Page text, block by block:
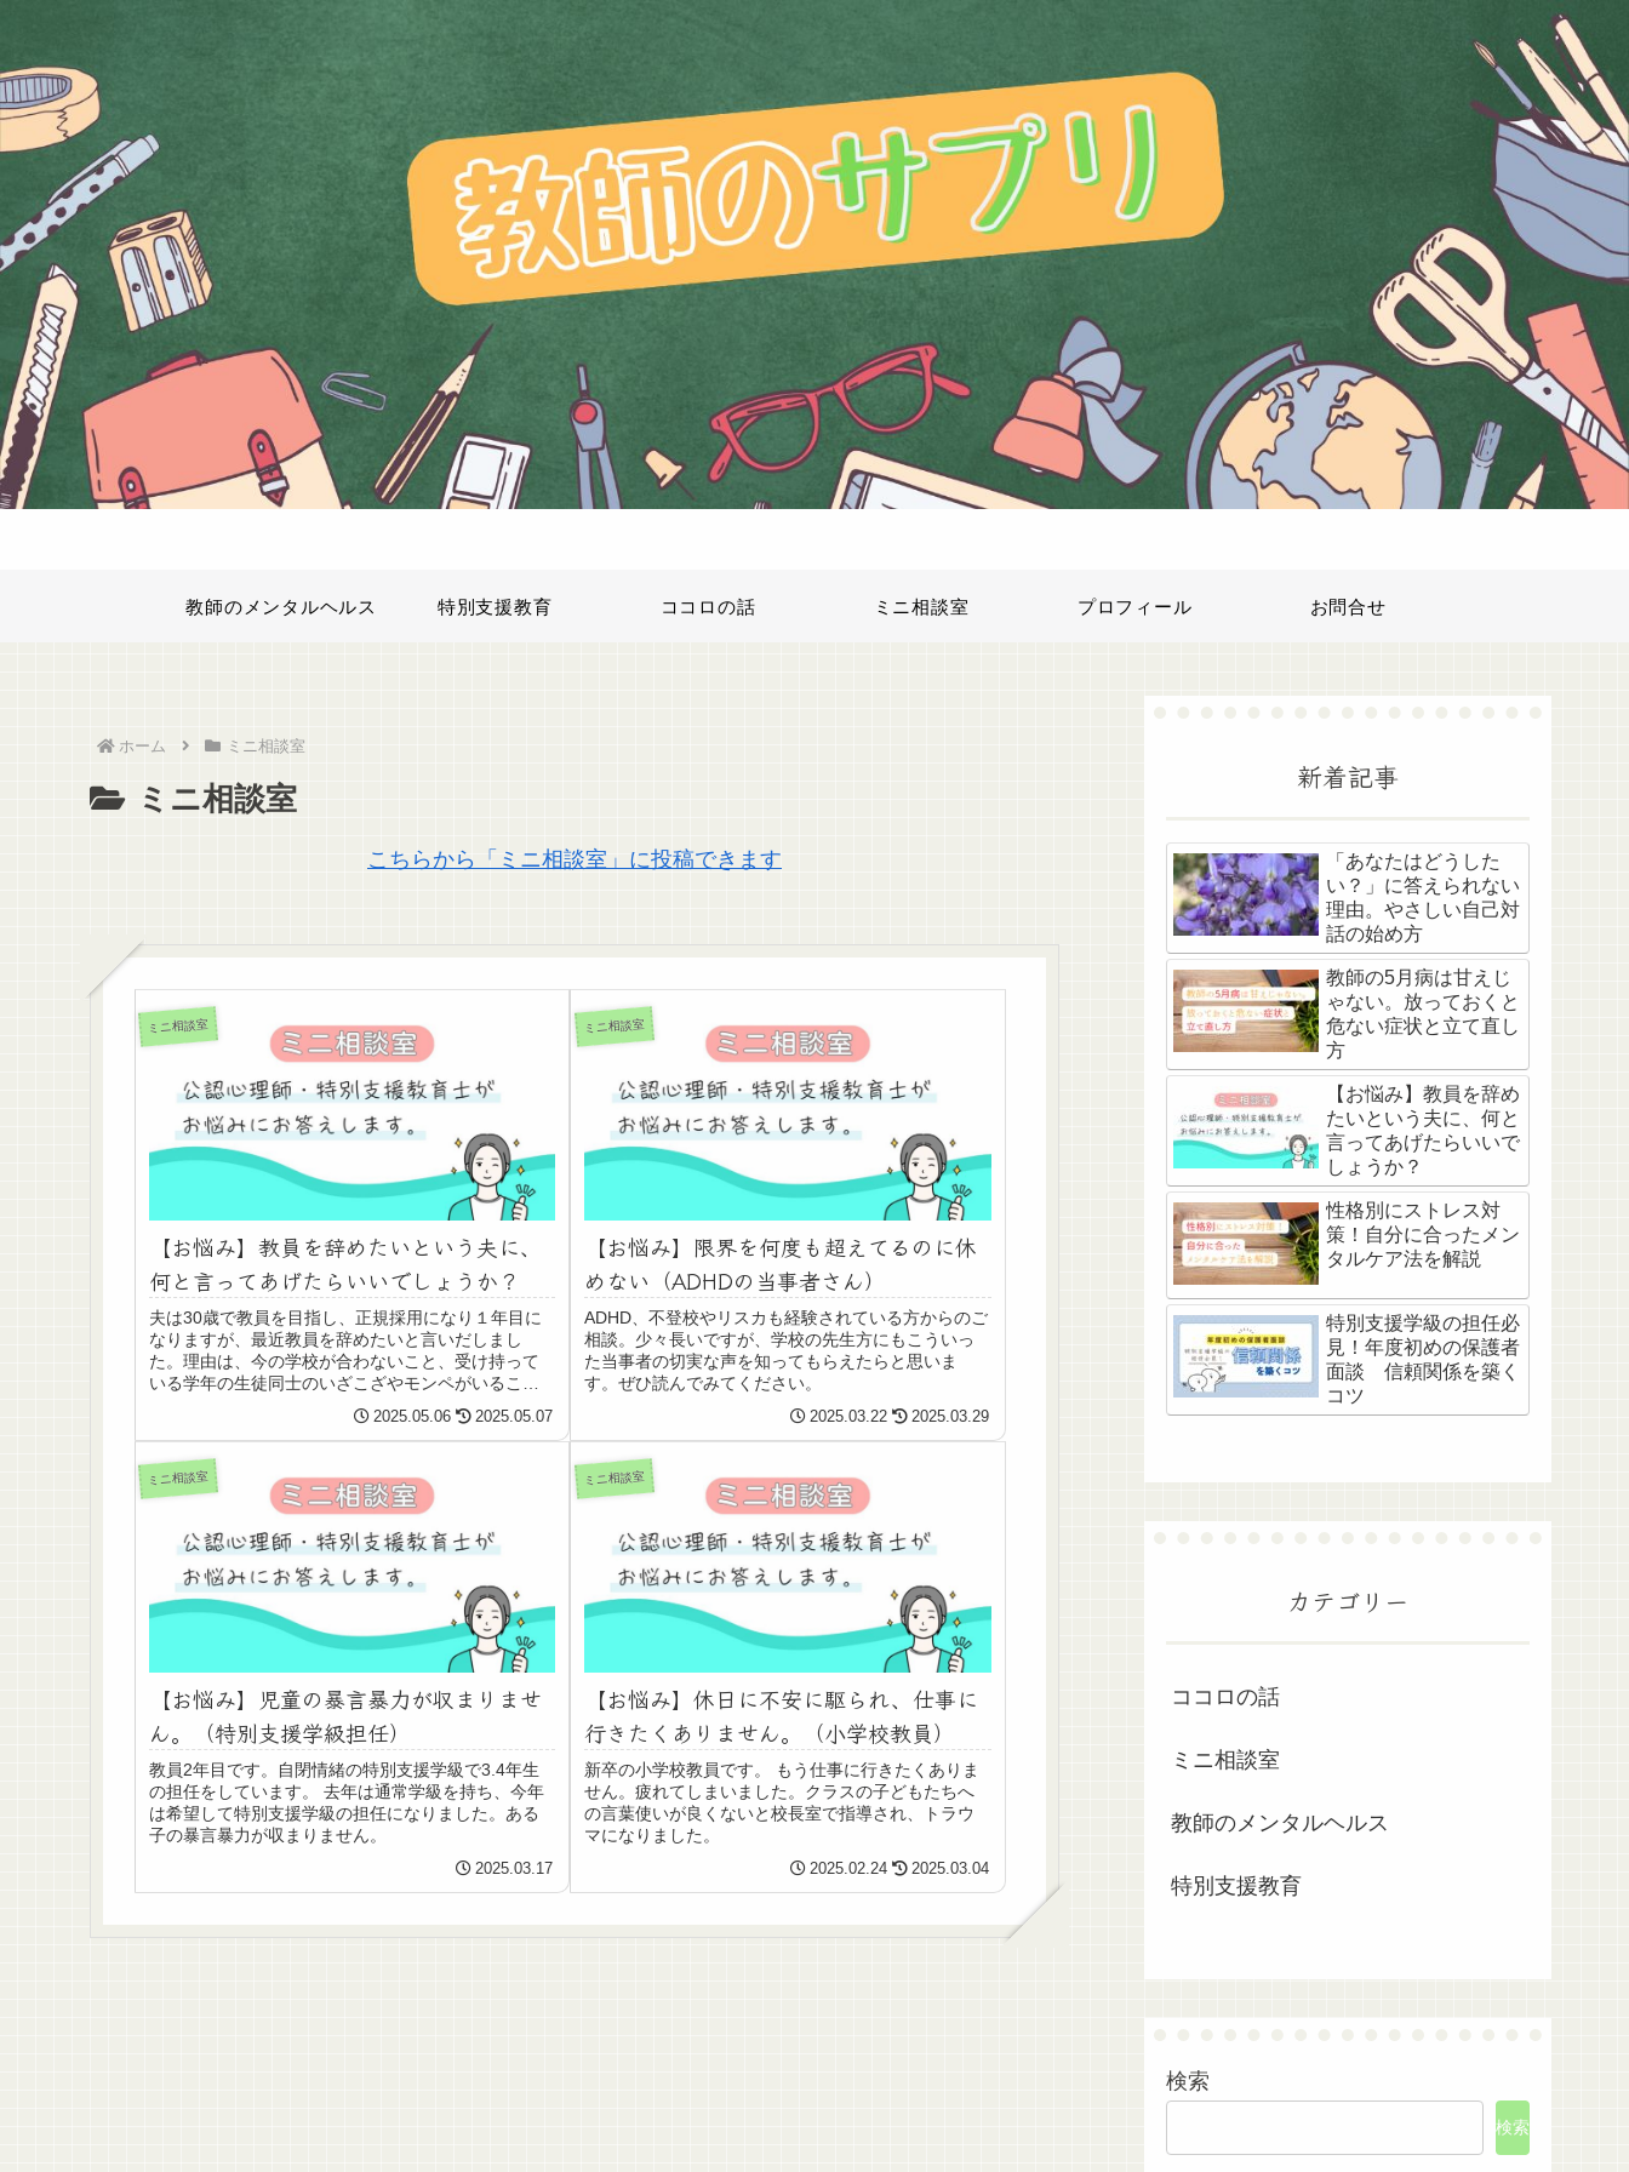
教師のメンタルヘルス 特別支援教育 ココロの話 ミニ相談室 プロフィール お問合せ
ホーム ミニ相談室
ミニ相談室
こちらから「ミニ相談室」に投稿できます
ミニ相談室
【お悩み】教員を辞めたいという夫に、
何と言ってあげたらいいでしょうか？
夫は30歳で教員を目指し、正規採用になり１年目に
なりますが、最近教員を辞めたいと言いだしまし
た。理由は、今の学校が合わないこと、受け持って
いる学年の生徒同士のいざこざやモンペがいること
2025.05.06 2025.05.07
ミニ相談室
【お悩み】限界を何度も超えてるのに休
めない（ADHDの当事者さん）
ADHD、不登校やリスカも経験されている方からのご
相談。少々長いですが、学校の先生方にもこういっ
た当事者の切実な声を知ってもらえたらと思いま
す。ぜひ読んでみてください。
2025.03.22 2025.03.29
ミニ相談室
【お悩み】児童の暴言暴力が収まりませ
ん。（特別支援学級担任）
教員2年目です。自閉情緒の特別支援学級で3.4年生
の担任をしています。 去年は通常学級を持ち、今年
は希望して特別支援学級の担任になりました。ある
子の暴言暴力が収まりません。
2025.03.17
ミニ相談室
【お悩み】休日に不安に駆られ、仕事に
行きたくありません。（小学校教員）
新卒の小学校教員です。 もう仕事に行きたくありま
せん。疲れてしまいました。クラスの子どもたちへ
の言葉使いが良くないと校長室で指導され、トラウ
マになりました。
2025.02.24 2025.03.04
新着記事
「あなたはどうした
い？」に答えられない
理由。やさしい自己対
話の始め方
教師の5月病は甘えじ
ゃない。放っておくと
危ない症状と立て直し
方
【お悩み】教員を辞め
たいという夫に、何と
言ってあげたらいいで
しょうか？
性格別にストレス対
策！自分に合ったメン
タルケア法を解説
特別支援学級の担任必
見！年度初めの保護者
面談 信頼関係を築く
コツ
カテゴリー
ココロの話
ミニ相談室
教師のメンタルヘルス
特別支援教育
検索
検索